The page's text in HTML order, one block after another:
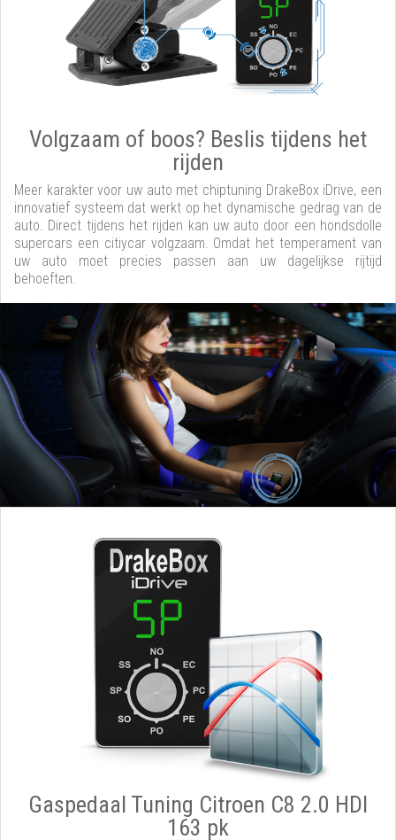
Volgzaam of boos? Beslis tijdens het
rijden
Meer karakter voor uw auto met chiptuning DrakeBox iDrive, een
innovatief systeem dat werkt op het dynamische gedrag van de
auto. Direct tijdens het rijden kan uw auto door een hondsdolle
supercars een citiycar volgzaam. Omdat het temperament van
uw auto moet precies passen aan uw dagelijkse rijtijd
behoeften.
Gaspedaal Tuning Citroen C8 2.0 HDI
163 pk